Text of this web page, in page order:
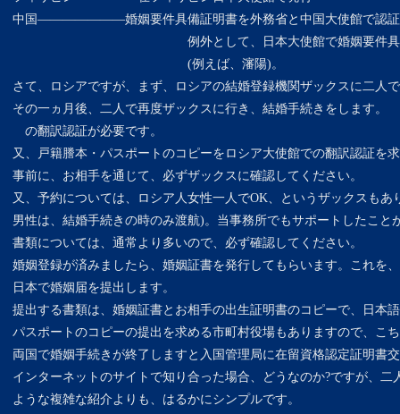
中国———————婚姻要件具備証明書を外務省と中国大使館で認
例外として、日本大使館で婚姻要件具備証明書を
(例えば、瀋陽)。
さて、ロシアですが、まず、ロシアの結婚登録機関ザックスに二人
その一ヵ月後、二人で再度ザックスに行き、結婚手続きをします。
の翻訳認証が必要です。
又、戸籍謄本・パスポートのコピーをロシア大使館での翻訳認証を
事前に、お相手を通じて、必ずザックスに確認してください。
又、予約については、ロシア人女性一人でOK、というザックスもあ
男性は、結婚手続きの時のみ渡航)。当事務所でもサポートしたこと
書類については、通常より多いので、必ず確認してください。
婚姻登録が済みましたら、婚姻証書を発行してもらいます。これを
日本で婚姻届を提出します。
提出する書類は、婚姻証書とお相手の出生証明書のコピーで、日本
パスポートのコピーの提出を求める市町村役場もありますので、こ
両国で婚姻手続きが終了しますと入国管理局に在留資格認定証明書
インターネットのサイトで知り合った場合、どうなのか?ですが、二
ような複雑な紹介よりも、はるかにシンプルです。